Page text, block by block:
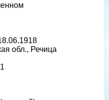
обл., Речица